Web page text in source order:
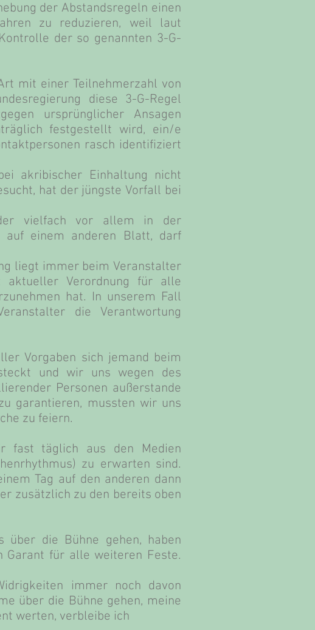
der Abstandsregeln einen
zu reduzieren, weil laut
der so genannten 3-G-
mit einer Teilnehmerzahl von
diese 3-G-Regel
ursprünglicher Ansagen
festgestellt wird, ein/e
rasch identifiziert
akribischer Einhaltung nicht
hat der jüngste Vorfall bei
vielfach vor allem in der
auf einem anderen Blatt, darf
liegt immer beim Veranstalter
aktueller Verordnung für alle
hat. In unserem Fall
die Verantwortung
Vorgaben sich jemand beim
und wir uns wegen des
Personen außerstande
garantieren, mussten wir uns
zu feiern.
fast täglich aus den Medien
zu erwarten sind.
Tag auf den anderen dann
zusätzlich zu den bereits oben
über die Bühne gehen, haben
für alle weiteren Feste.
immer noch davon
über die Bühne gehen, meine
werten, verbleibe ich